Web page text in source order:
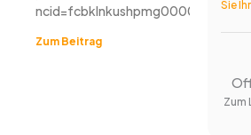
Zum Beitrag
Sie
Zum